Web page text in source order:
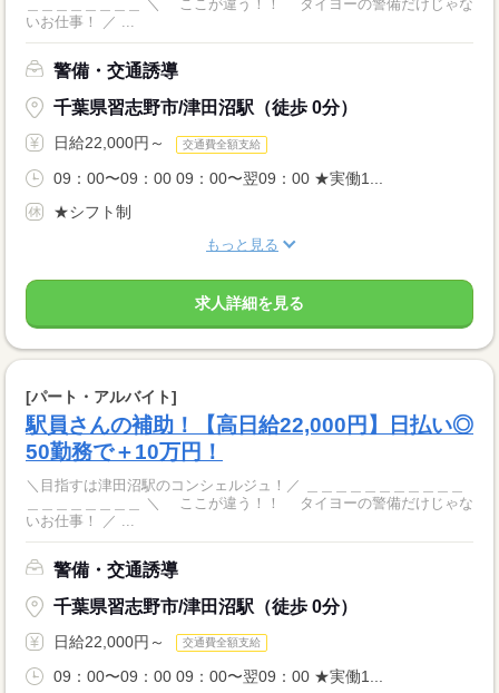
いお仕事！ ／ ...
警備・交通誘導
千葉県習志野市/津田沼駅（徒歩 0分）
日給22,000円～ 交通費全額支給
09：00〜09：00 09：00〜翌09：00 ★実働1...
★シフト制
もっと見る
求人詳細を見る
[パート・アルバイト]
駅員さんの補助！【高日給22,000円】日払い◎
50勤務で＋10万円！
＼目指すは津田沼駅のコンシェルジュ！／ ＿＿＿＿＿＿＿＿＿＿＿
いお仕事！ ／ ...
警備・交通誘導
千葉県習志野市/津田沼駅（徒歩 0分）
日給22,000円～ 交通費全額支給
09：00〜09：00 09：00〜翌09：00 ★実働1...